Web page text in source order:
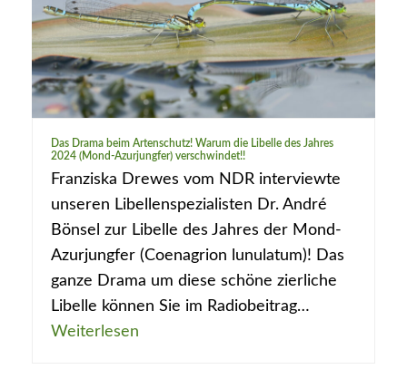
Das Drama beim Artenschutz! Warum die Libelle des Jahres
2024 (Mond-Azurjungfer) verschwindet!!
Franziska Drewes vom NDR interviewte
unseren Libellenspezialisten Dr. André
Bönsel zur Libelle des Jahres der Mond-
Azurjungfer (Coenagrion lunulatum)! Das
ganze Drama um diese schöne zierliche
Libelle können Sie im Radiobeitrag…
Weiterlesen